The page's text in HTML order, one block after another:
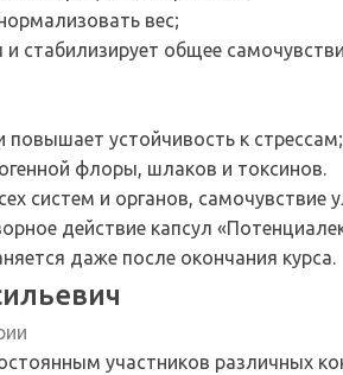
вес;
стабилизирует общее
устойчивость к стрессам;
флоры, шлаков и токсинов.
систем и органов,
действие капсул
даже после окончания курса.
участников различных